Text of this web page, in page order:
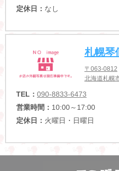
定休日： なし
札幌琴
〒063-0812
北海道札幌
TEL： 090-8833-6473
営業時間： 10:00～17:00
定休日： 火曜日・日曜日